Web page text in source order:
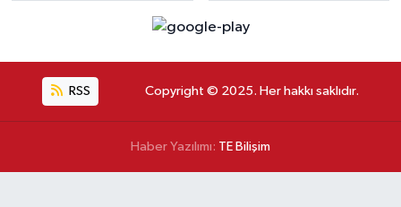
RSS Copyright © 2025. Her hakkı saklıdır.
Haber Yazılımı: TE Bilişim